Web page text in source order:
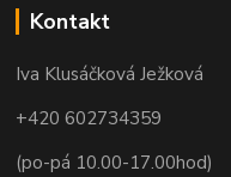
Kontakt
Iva Klusáčková Ježková
+420 602734359
(po-pá 10.00-17.00hod)